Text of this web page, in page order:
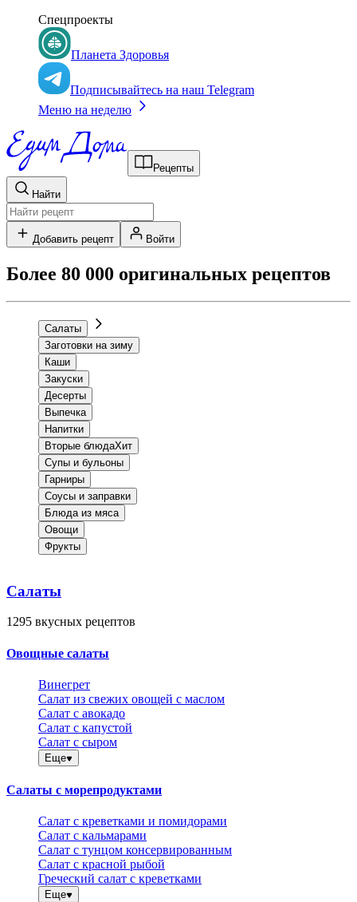
Спецпроекты
Планета Здоровья
Подписывайтесь на наш Telegram
Меню на неделю
Рецепты
Найти
Добавить рецепт Войти
Более 80 000 оригинальных рецептов
Салаты
Заготовки на зиму
Каши
Закуски
Десерты
Выпечка
Напитки
Вторые блюдаХит
Супы и бульоны
Гарниры
Соусы и заправки
Блюда из мяса
Овощи
Фрукты
Салаты
1295 вкусных рецептов
Овощные салаты
Винегрет
Салат из свежих овощей с маслом
Салат с авокадо
Салат с капустой
Салат с сыром
Еще
Салаты с морепродуктами
Салат с креветками и помидорами
Салат с кальмарами
Салат с тунцом консервированным
Салат с красной рыбой
Греческий салат с креветками
Еще